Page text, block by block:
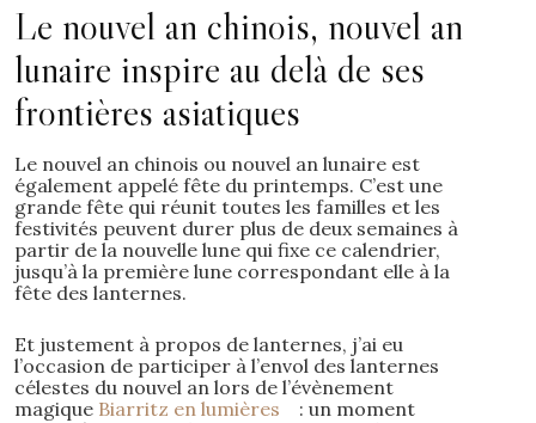
Le nouvel an chinois, nouvel an
lunaire inspire au delà de ses
frontières asiatiques
Le nouvel an chinois ou nouvel an lunaire est
également appelé fête du printemps. C’est une
grande fête qui réunit toutes les familles et les
festivités peuvent durer plus de deux semaines à
partir de la nouvelle lune qui fixe ce calendrier,
jusqu’à la première lune correspondant elle à la
fête des lanternes.
Et justement à propos de lanternes, j’ai eu
l’occasion de participer à l’envol des lanternes
célestes du nouvel an lors de l’évènement
magique Biarritz en lumières : un moment